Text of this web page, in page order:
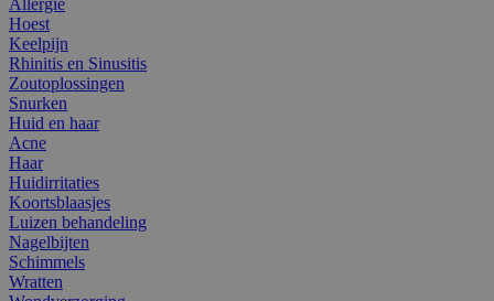
Hoest
Keelpijn
Rhinitis en Sinusitis
Zoutoplossingen
Snurken
Huid en haar
Acne
Haar
Huidirritaties
Koortsblaasjes
Luizen behandeling
Nagelbijten
Schimmels
Wratten